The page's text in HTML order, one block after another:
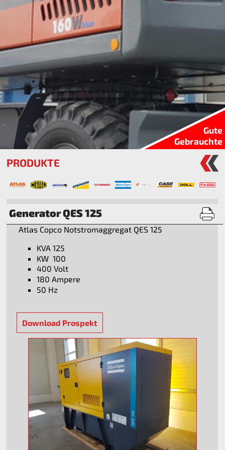
Gute
Gebrauchte
PRODUKTE
Generator QES 125
Atlas Copco Notstromaggregat QES 125
KVA 125
KW 100
400 Volt
180 Ampere
50 Hz
Download Prospekt